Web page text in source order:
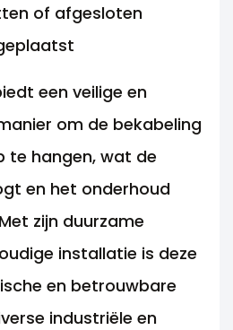
of afgesloten
een veilige en
om de bekabeling
te hangen, wat de
en het onderhoud
zijn duurzame
installatie is deze
en betrouwbare
industriële en